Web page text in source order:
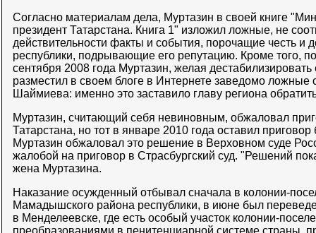
Согласно материалам дела, Муртазин в своей книге
президент Татарстана. Книга 1" изложил ложные, не
действительности факты и события, порочащие честь и
республики, подрывающие его репутацию. Кроме того,
сентября 2008 года Муртазин, желая
разместил в своем блоге в Интернете заведомо ложные
Шаймиева: именно это заставило главу региона
Муртазин, считающий себя невиновным, обжаловал
Татарстана, но тот в январе 2010 года оставил
Муртазин обжаловал это решение в Верховном суде
жалобой на приговор в Страсбургский суд. "Решений
жена Муртазина.
Наказание осужденный отбывал сначала в колонии-
Мамадышского района республики, в июне был
в Менделеевске, где есть особый участок колонии-
преобразованиями в пенитенциарной системе страны,